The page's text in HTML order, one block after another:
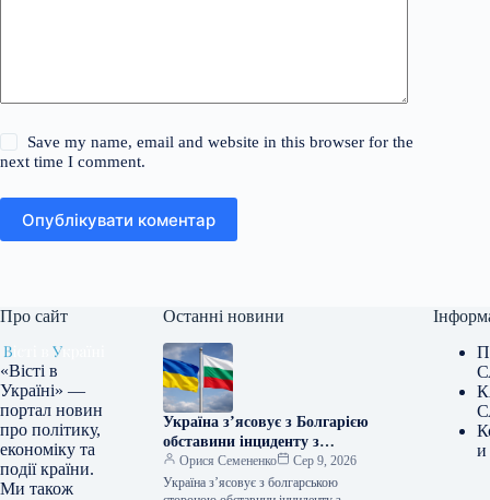
Save my name, email and website in this browser for the
next time I comment.
Опублікувати коментар
Про сайт
«Вісті в
Україні» —
портал новин
про політику,
економіку та
події країни.
Ми також
Останні новини
Україна з’ясовує з Болгарією
обставини інциденту з
безпілотником, повідомили в
МЗС
Орися Семененко
Сер 9, 2026
Україна з’ясовує з болгарською
и